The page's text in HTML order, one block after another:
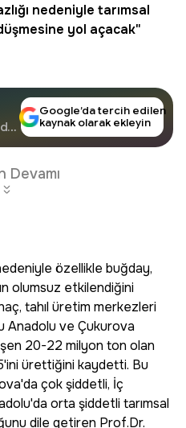
nedeniyle tarımsal
yol açacak"
Google’da tercih edilen
kaynak olarak ekleyin
Devamı
özellikle buğday,
olumsuz etkilendiğini
tahıl üretim merkezleri
Anadolu ve Çukurova
20-22 milyon ton olan
ürettiğini kaydetti. Bu
çok şiddetli, İç
orta şiddetli tarımsal
dile getiren Prof.Dr.